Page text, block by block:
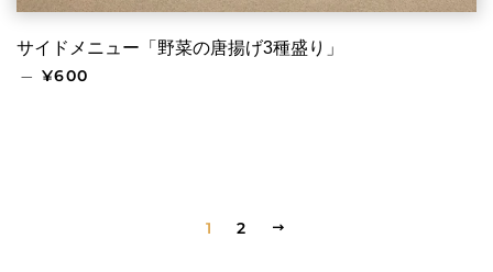
サイドメニュー「野菜の唐揚げ3種盛り」
— 通常価格
¥600
1 2